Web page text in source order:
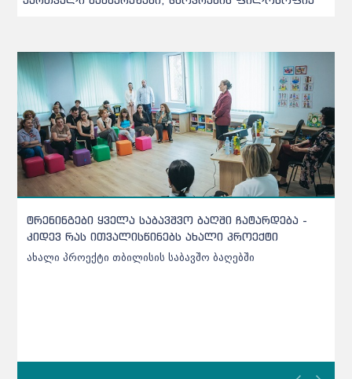
ყველა საბავშვო ბაღში ჩატარდება -
რას ითვალისწინებს ახალი პროექტი
პროექტი თბილისის საბავშო ბაღებში
ქარელის